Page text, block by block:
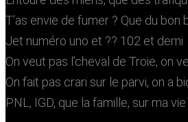
T’as envie de fumer ? Que du bon
Jet numéro uno et ?? 102 et demi
On veut pas l’cheval de Troie, on
On fait pas crari sur le parvi, on a
PNL, IGD, que la famille, sur ma